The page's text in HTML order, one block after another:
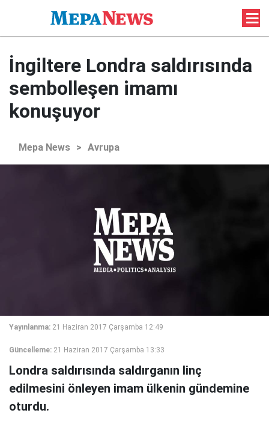
İngiltere Londra saldırısında
sembolleşen imamı
konuşuyor
Mepa News > Avrupa
Yayınlanma: 21 Haziran 2017 Çarşamba 12:49
Güncelleme: 21 Haziran 2017 Çarşamba 13:33
Londra saldırısında saldırganın linç
edilmesini önleyen imam ülkenin gündemine
oturdu.